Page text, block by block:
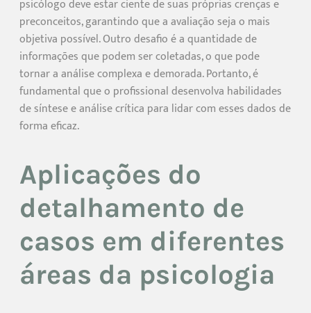
psicólogo deve estar ciente de suas próprias crenças e
preconceitos, garantindo que a avaliação seja o mais
objetiva possível. Outro desafio é a quantidade de
informações que podem ser coletadas, o que pode
tornar a análise complexa e demorada. Portanto, é
fundamental que o profissional desenvolva habilidades
de síntese e análise crítica para lidar com esses dados de
forma eficaz.
Aplicações do
detalhamento de
casos em diferentes
áreas da psicologia